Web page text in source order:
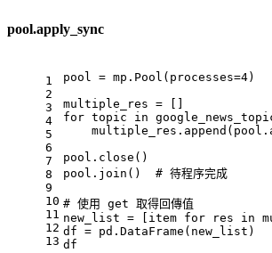
pool.apply_sync
1
2
3
4
5
6
7
8
9
10
11
12
13
pool = mp.Pool(processes=4)
multiple_res = []
for topic in
pool.close()
pool.join() # 待程序完成
# 使用 get 取得回傳值
new_list = [item for res in
df = pd.DataFrame(new_list)
df